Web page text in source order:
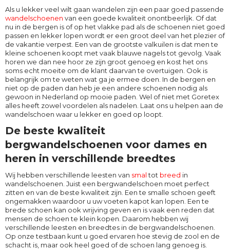
Als u lekker veel wilt gaan wandelen zijn een paar goed passende
wandelschoenen van een goede kwaliteit onontbeerlijk. Of dat
nu in de bergen is of op het vlakke pad als de schoenen niet goed
passen en lekker lopen wordt er een groot deel van het plezier of
de vakantie verpest. Een van de grootste valkuilen is dat men te
kleine schoenen koopt met vaak blauwe nagels tot gevolg. Vaak
horen we dan nee hoor ze zijn groot genoeg en kost het ons
soms echt moeite om de klant daarvan te overtuigen. Ook is
belangrijk om te weten wat ga je ermee doen. In de bergen en
niet op de paden dan heb je een andere schoenen nodig als
gewoon in Nederland op mooie paden. Wel of niet met Goretex
alles heeft zowel voordelen als nadelen. Laat ons u helpen aan de
wandelschoen waar u lekker en goed op loopt.
De beste kwaliteit
bergwandelschoenen voor dames en
heren in verschillende breedtes
Wij hebben verschillende leesten van smaltot breed in
wandelschoenen. Juist een bergwandelschoen moet perfect
zitten en van de beste kwaliteit zijn. Een te smalle schoen geeft
ongemakken waardoor u uw voeten kapot kan lopen. Een te
brede schoen kan ook wrijving geven en is vaak een reden dat
mensen de schoen te klein kopen. Daarom hebben wij
verschillende leesten en breedtes in de bergwandelschoenen.
Op onze testbaan kunt u goed ervaren hoe stevig de zool en de
schacht is, maar ook heel goed of de schoen lang genoeg is.